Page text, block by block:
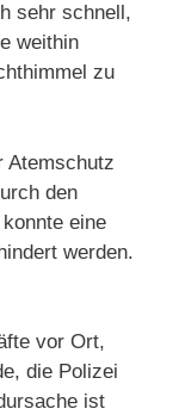
sehr schnell,
weithin
zu
Atemschutz
den
eine
werden.
vor Ort,
die Polizei
ist